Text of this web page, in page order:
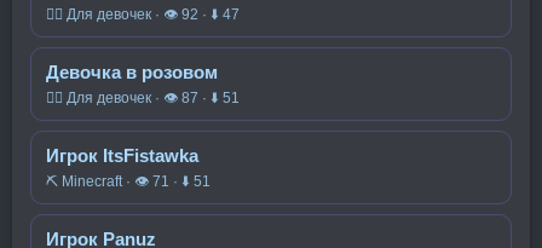
🧍‍♀️ Для девочек · 👁 92 · ⬇ 47
Девочка в розовом
🧍‍♀️ Для девочек · 👁 87 · ⬇ 51
Игрок ItsFistawka
⛏️ Minecraft · 👁 71 · ⬇ 51
Игрок Panuz